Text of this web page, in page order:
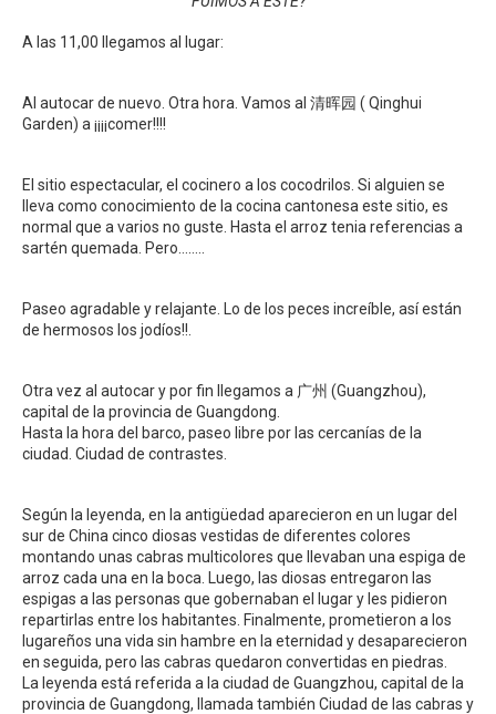
A las 11,00 llegamos al lugar:
Al autocar de nuevo. Otra hora. Vamos al 清晖园 ( Qinghui
Garden) a ¡¡¡¡comer!!!!
El sitio espectacular, el cocinero a los cocodrilos. Si alguien se
lleva como conocimiento de la cocina cantonesa este sitio, es
normal que a varios no guste. Hasta el arroz tenia referencias a
sartén quemada. Pero……..
Paseo agradable y relajante. Lo de los peces increíble, así están
de hermosos los jodíos!!.
Otra vez al autocar y por fin llegamos a 广州 (Guangzhou),
capital de la provincia de Guangdong.
Hasta la hora del barco, paseo libre por las cercanías de la
ciudad. Ciudad de contrastes.
Según la leyenda, en la antigüedad aparecieron en un lugar del
sur de China cinco diosas vestidas de diferentes colores
montando unas cabras multicolores que llevaban una espiga de
arroz cada una en la boca. Luego, las diosas entregaron las
espigas a las personas que gobernaban el lugar y les pidieron
repartirlas entre los habitantes. Finalmente, prometieron a los
lugareños una vida sin hambre en la eternidad y desaparecieron
en seguida, pero las cabras quedaron convertidas en piedras.
La leyenda está referida a la ciudad de Guangzhou, capital de la
provincia de Guangdong, llamada también Ciudad de las cabras y